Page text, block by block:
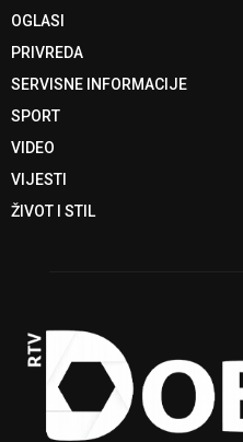
OGLASI
PRIVREDA
SERVISNE INFORMACIJE
SPORT
VIDEO
VIJESTI
ŽIVOT I STIL